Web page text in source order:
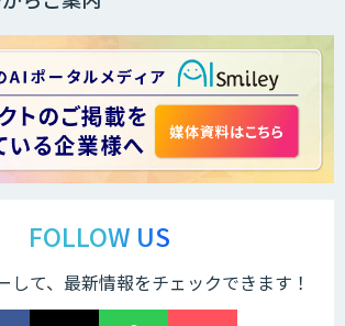
FOLLOW US
して、最新情報をチェックできます！